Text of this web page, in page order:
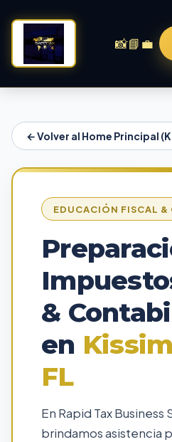
📸📘 💼
← Volver al Home Principal
EDUCACIÓN FISCAL &
&
en
FL
En Rapid Tax Business
brindamos asistencia